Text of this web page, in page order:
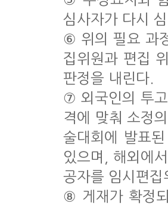
심사자가 다시
⑥ 위의 필요 과
집위원과 편집
판정을 내린다.
⑦ 외국인의 투
격에 맞춰 소정
술대회에 발표
있으며, 해외에
공자를 임시편
⑧ 게재가 확정